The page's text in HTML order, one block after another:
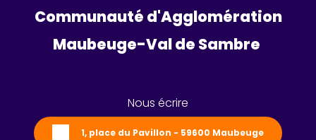
Communauté d'Agglomération
Maubeuge-Val de Sambre
Nous écrire
1, place du Pavillon - 59600 Maubeuge